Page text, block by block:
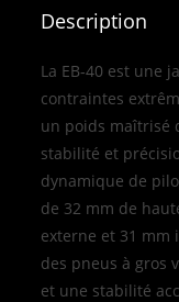
Description
La EB‑40 est une
contraintes
un poids maîtrisé
stabilité et
dynamique de
de 32 mm de
externe et 31
des pneus à gros
et une stabilité